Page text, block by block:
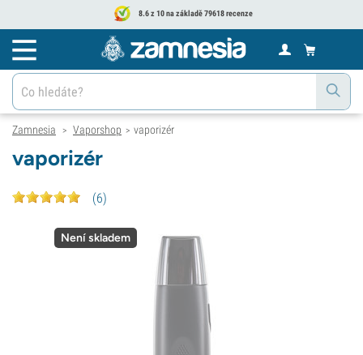
8.6 z 10 na základě 79618 recenze
Zamnesia > Vaporshop > vaporizér
vaporizér
(6)
Není skladem